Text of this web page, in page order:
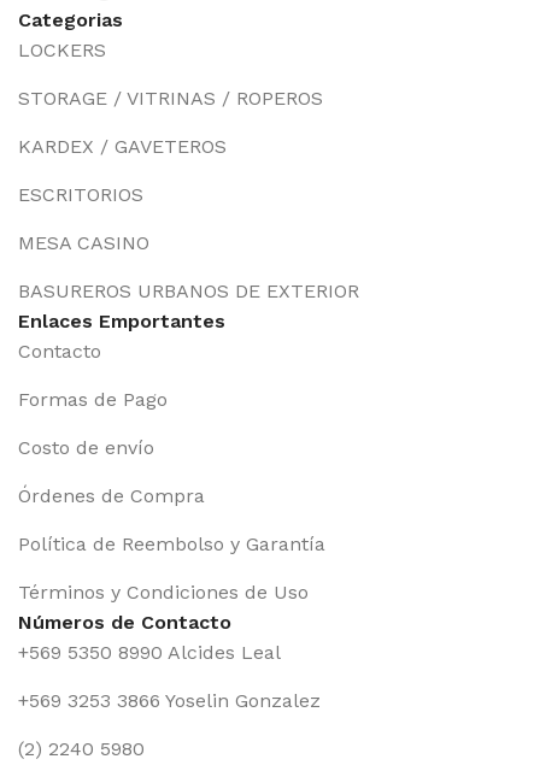
Categorias
LOCKERS
STORAGE / VITRINAS / ROPEROS
KARDEX / GAVETEROS
ESCRITORIOS
MESA CASINO
BASUREROS URBANOS DE EXTERIOR
Enlaces Emportantes
Contacto
Formas de Pago
Costo de envío
Órdenes de Compra
Política de Reembolso y Garantía
Términos y Condiciones de Uso
Números de Contacto
+569 5350 8990 Alcides Leal
+569 3253 3866 Yoselin Gonzalez
(2) 2240 5980